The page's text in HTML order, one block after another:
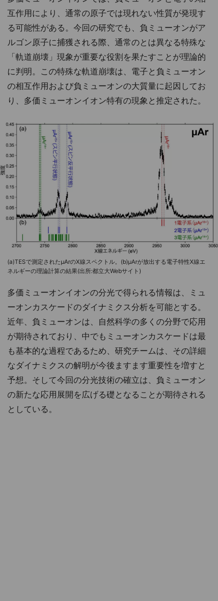
互作用により、通常の原子では現れない性質が発現す
る可能性がある。今回の研究でも、負ミューオンがア
ルゴン原子に捕獲される際、通常のとは異なる特殊な
「軌道崩壊」現象が重要な役割を果たすことが理論的
に判明。この特殊な軌道崩壊は、電子と負ミューオン
の相互作用および負ミューオンの大質量に起因してお
り、多価ミューオンイオン特有の現象と推定された。
(a)TESで測定されたμArのX線スペクトル。(b)μArが放出する電子特性X線エ
ネルギーの理論計算の結果(出所:都立大Webサイト)
多価ミューオンイオンの分光で得られる情報は、ミュ
ーオンカスケードのダイナミクス分析を可能とする。
近年、負ミューオンは、自然科学の多くの分野で応用
が期待されており、中でもミューオンカスケードは最
も基本的な過程であるため、研究チームは、その詳細
なダイナミクスの解明が今後ますます重要性を増すと
予想。そして今回の分光技術の確立は、負ミューオン
の新たな応用展開を広げる礎となることが期待される
としている。